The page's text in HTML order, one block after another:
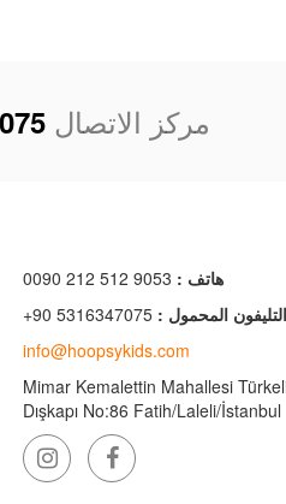
مركز الاتصال
هاتف : 0090 212 512 9053
التليفون المحمول : +90 5316347075
info@hoopsykids.com
Mimar Kemalettin Mahallesi
Dışkapı No:86 Fatih/Laleli/İstanbul